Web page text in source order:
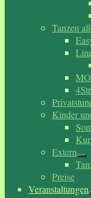
Tanzen
Kinder
Extern
Preise
Veranstaltungen